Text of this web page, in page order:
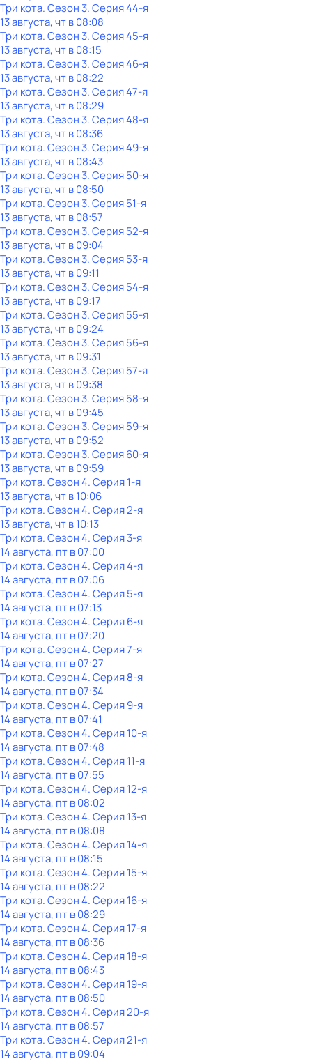
Три кота. Сезон 3. Серия 44-я
13 августа, чт в 08:08
Три кота. Сезон 3. Серия 45-я
13 августа, чт в 08:15
Три кота. Сезон 3. Серия 46-я
13 августа, чт в 08:22
Три кота. Сезон 3. Серия 47-я
13 августа, чт в 08:29
Три кота. Сезон 3. Серия 48-я
13 августа, чт в 08:36
Три кота. Сезон 3. Серия 49-я
13 августа, чт в 08:43
Три кота. Сезон 3. Серия 50-я
13 августа, чт в 08:50
Три кота. Сезон 3. Серия 51-я
13 августа, чт в 08:57
Три кота. Сезон 3. Серия 52-я
13 августа, чт в 09:04
Три кота. Сезон 3. Серия 53-я
13 августа, чт в 09:11
Три кота. Сезон 3. Серия 54-я
13 августа, чт в 09:17
Три кота. Сезон 3. Серия 55-я
13 августа, чт в 09:24
Три кота. Сезон 3. Серия 56-я
13 августа, чт в 09:31
Три кота. Сезон 3. Серия 57-я
13 августа, чт в 09:38
Три кота. Сезон 3. Серия 58-я
13 августа, чт в 09:45
Три кота. Сезон 3. Серия 59-я
13 августа, чт в 09:52
Три кота. Сезон 3. Серия 60-я
13 августа, чт в 09:59
Три кота. Сезон 4. Серия 1-я
13 августа, чт в 10:06
Три кота. Сезон 4. Серия 2-я
13 августа, чт в 10:13
Три кота. Сезон 4. Серия 3-я
14 августа, пт в 07:00
Три кота. Сезон 4. Серия 4-я
14 августа, пт в 07:06
Три кота. Сезон 4. Серия 5-я
14 августа, пт в 07:13
Три кота. Сезон 4. Серия 6-я
14 августа, пт в 07:20
Три кота. Сезон 4. Серия 7-я
14 августа, пт в 07:27
Три кота. Сезон 4. Серия 8-я
14 августа, пт в 07:34
Три кота. Сезон 4. Серия 9-я
14 августа, пт в 07:41
Три кота. Сезон 4. Серия 10-я
14 августа, пт в 07:48
Три кота. Сезон 4. Серия 11-я
14 августа, пт в 07:55
Три кота. Сезон 4. Серия 12-я
14 августа, пт в 08:02
Три кота. Сезон 4. Серия 13-я
14 августа, пт в 08:08
Три кота. Сезон 4. Серия 14-я
14 августа, пт в 08:15
Три кота. Сезон 4. Серия 15-я
14 августа, пт в 08:22
Три кота. Сезон 4. Серия 16-я
14 августа, пт в 08:29
Три кота. Сезон 4. Серия 17-я
14 августа, пт в 08:36
Три кота. Сезон 4. Серия 18-я
14 августа, пт в 08:43
Три кота. Сезон 4. Серия 19-я
14 августа, пт в 08:50
Три кота. Сезон 4. Серия 20-я
14 августа, пт в 08:57
Три кота. Сезон 4. Серия 21-я
14 августа, пт в 09:04